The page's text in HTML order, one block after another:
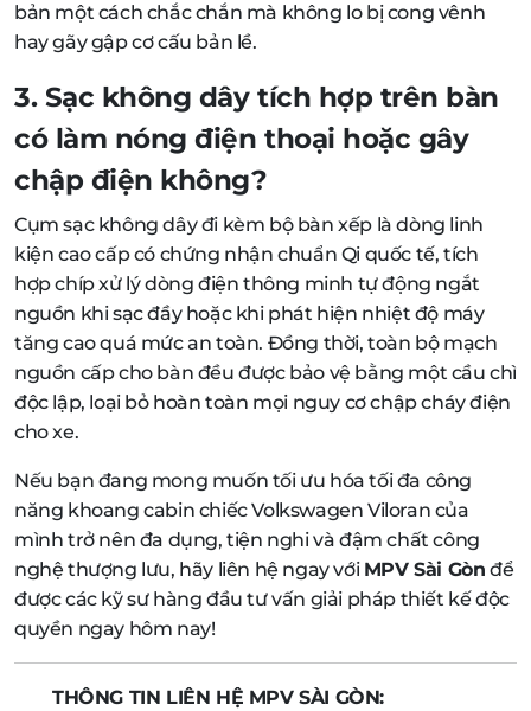
bản một cách chắc chắn mà không lo bị cong vênh
hay gãy gập cơ cấu bản lề.
3. Sạc không dây tích hợp trên bàn
có làm nóng điện thoại hoặc gây
chập điện không?
Cụm sạc không dây đi kèm bộ bàn xếp là dòng linh
kiện cao cấp có chứng nhận chuẩn Qi quốc tế, tích
hợp chíp xử lý dòng điện thông minh tự động ngắt
nguồn khi sạc đầy hoặc khi phát hiện nhiệt độ máy
tăng cao quá mức an toàn. Đồng thời, toàn bộ mạch
nguồn cấp cho bàn đều được bảo vệ bằng một cầu chì
độc lập, loại bỏ hoàn toàn mọi nguy cơ chập cháy điện
cho xe.
Nếu bạn đang mong muốn tối ưu hóa tối đa công
năng khoang cabin chiếc Volkswagen Viloran của
mình trở nên đa dụng, tiện nghi và đậm chất công
nghệ thượng lưu, hãy liên hệ ngay với MPV Sài Gòn để
được các kỹ sư hàng đầu tư vấn giải pháp thiết kế độc
quyền ngay hôm nay!
THÔNG TIN LIÊN HỆ MPV SÀI GÒN: